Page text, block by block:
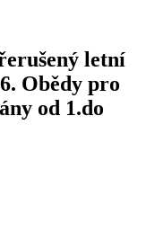
letní
Obědy pro
od 1.do